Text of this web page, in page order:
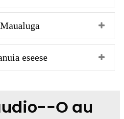
eseese
O au